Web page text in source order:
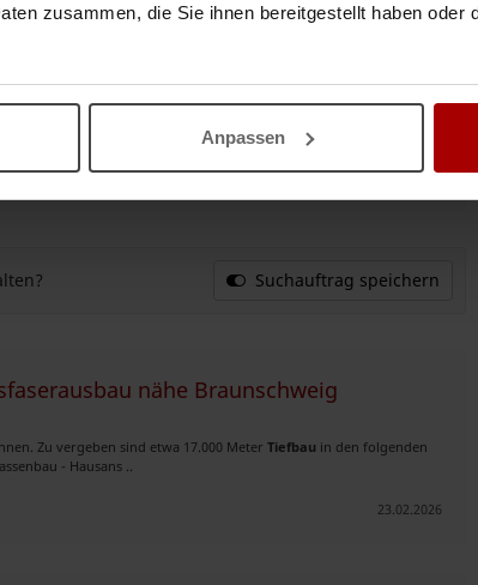
zusammen, die Sie ihnen bereitgestellt haben oder
Anpassen
operativer Ablauf
NE4-Serienleistung ohne
..
04.03.2026
Suchauftrag speichern
nähe Braunschweig
Zu vergeben sind etwa 17.000 Meter Tiefbau in den folgenden
- Hausans ..
23.02.2026